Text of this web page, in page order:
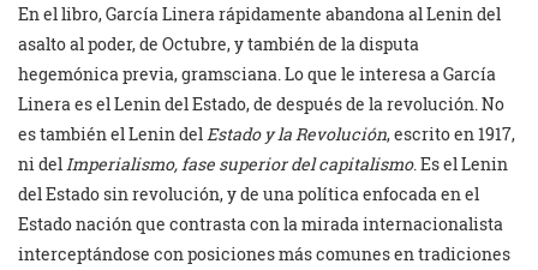
En el libro, García Linera rápidamente abandona al Lenin del
asalto al poder, de Octubre, y también de la disputa
hegemónica previa, gramsciana. Lo que le interesa a García
Linera es el Lenin del Estado, de después de la revolución. No
es también el Lenin del Estado y la Revolución, escrito en 1917,
ni del Imperialismo, fase superior del capitalismo. Es el Lenin
del Estado sin revolución, y de una política enfocada en el
Estado nación que contrasta con la mirada internacionalista
interceptándose con posiciones más comunes en tradiciones